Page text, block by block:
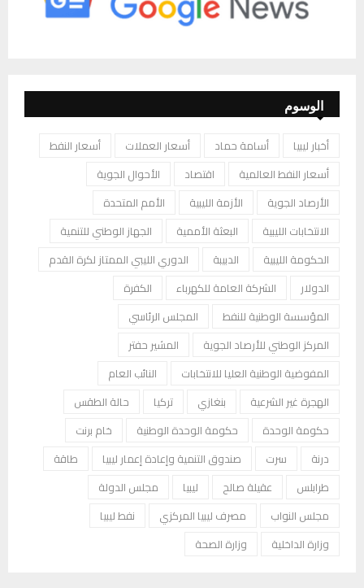
الوسوم
أخبار ليبيا أسامة حماد أسعار العملات
أسعار النفط
أسعار النفط العالمية
اقتصاد
الأحوال الجوية
الأرصاد الجوية
الأزمة الليبية
الأمم المتحدة
الانتخابات الليبية
البعثة الأممية
الجهاز الوطني للتنمية
الحكومة الليبية
الدبيبة
الدوري الليبي الممتاز لكرة القدم
الدولار
الشركة العامة للكهرباء
الكفرة
المؤسسة الوطنية للنفط
المجلس الرئاسي
المركز الوطني للأرصاد الجوية
المشير حفتر
المفوضية الوطنية العليا للانتخابات
النائب العام
الهجرة غير الشرعية
بنغازي تركيا
حالة الطقس
حكومة الوحدة
حكومة الوحدة الوطنية
خام برنت
درنة
سرت صندوق التنمية وإعادة إعمار ليبيا
طاقة
طرابلس
عقيلة صالح ليبيا
مجلس الدولة
مجلس النواب
مصرف ليبيا المركزي
نفط ليبيا
وزارة الداخلية
وزارة الصحة